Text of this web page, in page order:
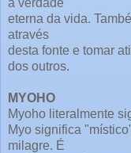
eterna da vida.
através
desta fonte e tomar
dos outros.
MYOHO
Myoho literalmente
Myo significa
milagre. É